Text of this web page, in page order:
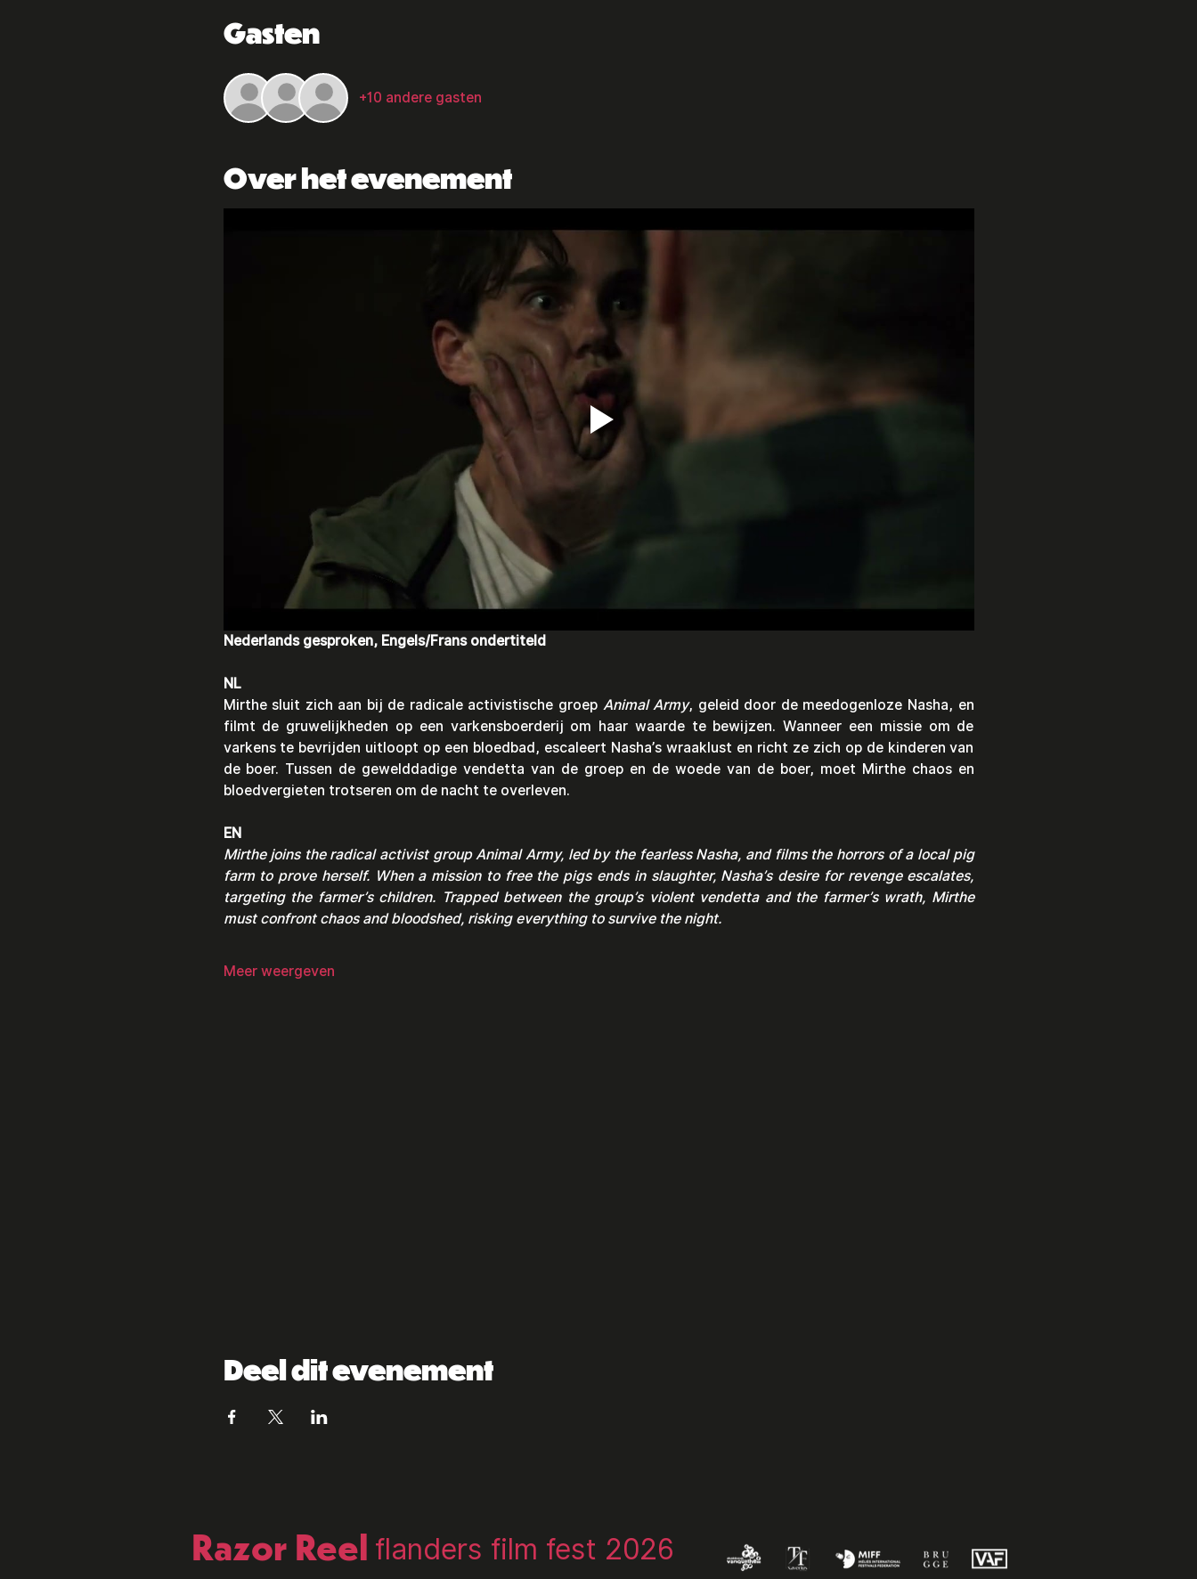
Gasten
+10 andere gasten
Over het evenement
Nederlands gesproken, Engels/Frans ondertiteld
NL
Mirthe sluit zich aan bij de radicale activistische groep Animal Army, geleid door de meedogenloze Nasha, en
filmt de gruwelijkheden op een varkensboerderij om haar waarde te bewijzen. Wanneer een missie om de
varkens te bevrijden uitloopt op een bloedbad, escaleert Nasha’s wraaklust en richt ze zich op de kinderen van
de boer. Tussen de gewelddadige vendetta van de groep en de woede van de boer, moet Mirthe chaos en
bloedvergieten trotseren om de nacht te overleven.
EN
Mirthe joins the radical activist group Animal Army, led by the fearless Nasha, and films the horrors of a local pig
farm to prove herself. When a mission to free the pigs ends in slaughter, Nasha’s desire for revenge escalates,
targeting the farmer’s children. Trapped between the group’s violent vendetta and the farmer’s wrath, Mirthe
must confront chaos and bloodshed, risking everything to survive the night.
Meer weergeven
Deel dit evenement
Razor Reel flanders film fest 2026